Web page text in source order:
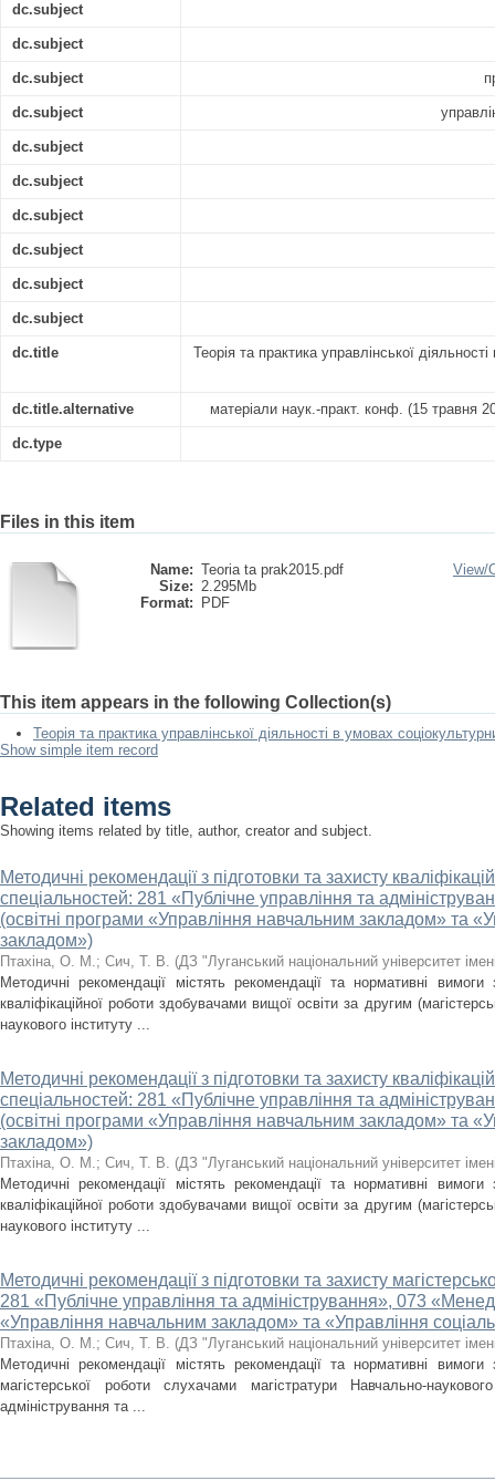
dc.subject
dc.subject
dc.subject
dc.subject
dc.subject
dc.subject
dc.subject
dc.subject
dc.subject
dc.subject
dc.title Теорія та практика управлінської
dc.title.alternative матеріали наук.-практ. конф. (15 травня
dc.type
Files in this item
Name: Teoria ta prak2015.pdf
Size: 2.295Mb
Format:
PDF
View/
This item appears in the following Collection(s)
Теорія та практика управлінської діяльності в умовах
Show simple item record
Related items
Showing items related by title, author, creator and subject.
Методичні рекомендації з підготовки та захисту
спеціальностей: 281 «Публічне управління та
(освітні програми «Управління навчальним закладом» та
закладом»)
Птахіна, О. М.; Сич, Т. В. (ДЗ "Луганський національний університет
Методичні рекомендації містять рекомендації та нормативні
кваліфікаційної роботи здобувачами вищої освіти за другим
наукового інституту ...
Методичні рекомендації з підготовки та захисту
спеціальностей: 281 «Публічне управління та
(освітні програми «Управління навчальним закладом» та
закладом»)
Птахіна, О. М.; Сич, Т. В. (ДЗ "Луганський національний університет
Методичні рекомендації містять рекомендації та нормативні
кваліфікаційної роботи здобувачами вищої освіти за другим
наукового інституту ...
Методичні рекомендації з підготовки та захисту
281 «Публічне управління та адміністрування», 073
«Управління навчальним закладом» та «Управління
Птахіна, О. М.; Сич, Т. В. (ДЗ "Луганський національний університет
Методичні рекомендації містять рекомендації та нормативні
магістерської роботи слухачами магістратури Навчально-
адміністрування та ...